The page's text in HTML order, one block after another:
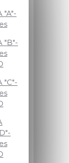
"A"-
"B"-
"C"-